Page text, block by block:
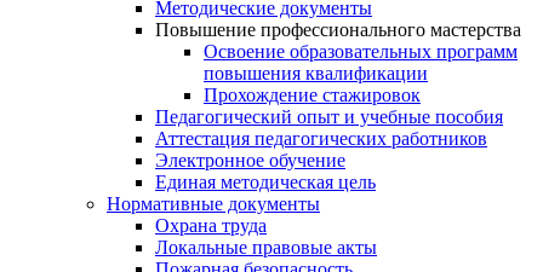
Методические документы
Повышение профессионального мастерства
Освоение образовательных программ
повышения квалификации
Прохождение стажировок
Педагогический опыт и учебные пособия
Аттестация педагогических работников
Электронное обучение
Единая методическая цель
Нормативные документы
Охрана труда
Локальные правовые акты